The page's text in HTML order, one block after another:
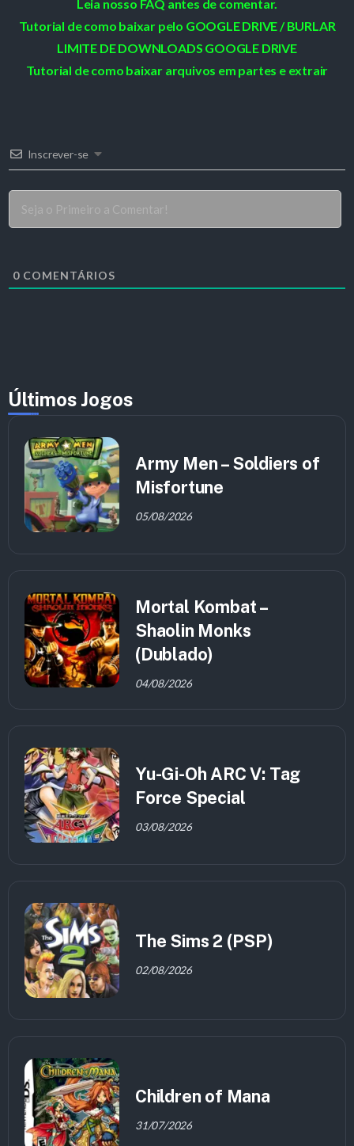
Leia nosso FAQ antes de comentar.
Tutorial de como baixar pelo GOOGLE DRIVE / BURLAR
LIMITE DE DOWNLOADS GOOGLE DRIVE
Tutorial de como baixar arquivos em partes e extrair
Inscrever-se
0 COMENTÁRIOS
Últimos Jogos
Army Men – Soldiers of
Misfortune
05/08/2026
Mortal Kombat –
Shaolin Monks
(Dublado)
04/08/2026
Yu-Gi-Oh ARC V: Tag
Force Special
03/08/2026
The Sims 2 (PSP)
02/08/2026
Children of Mana
31/07/2026